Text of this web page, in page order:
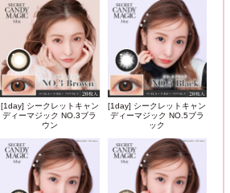
[1day] シークレットキャン
ディーマジック NO.3ブラ
ウン
[1day] シークレットキャン
ディーマジック NO.5ブラ
ック